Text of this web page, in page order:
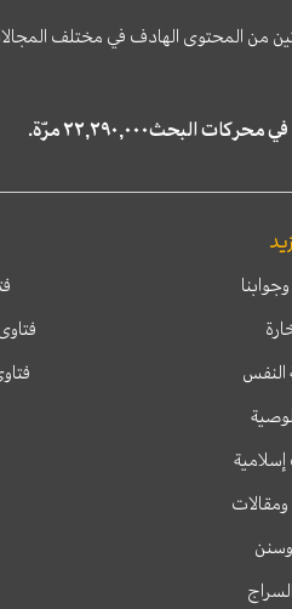
من المحتوى الهادف في مختلف
النفس